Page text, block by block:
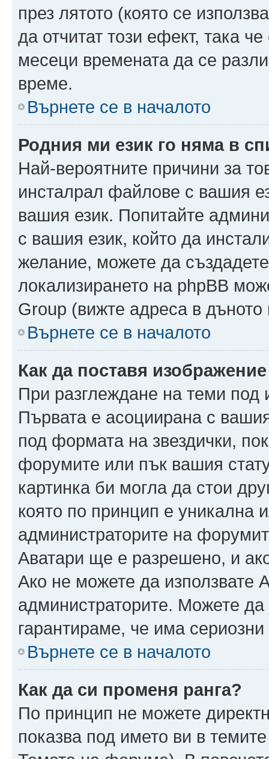
през лятото (която се
да отчитат този ефект, така
месеци времената да се
време.
Върнете се в началото
Родния ми език го няма в
Най-вероятните причини за
инсталрал файлове с вашия
вашия език. Попитайте
с вашия език, който да
желание, можете да
локализирането на phpBB
Group (вижте адреса в дъното
Върнете се в началото
Как да поставя
При разглеждане на теми под
Първата е асоциирана с
под формата на звездички,
форумите или пък вашия
картинка би могла да стои
която по принцип е уникална
администраторите на
Аватари ще е разрешено, и
Ако не можете да използвате
администраторите. Можете да
гарантираме, че има сериозни
Върнете се в началото
Как да си променя ранга?
По принцип не можете
показва под името ви в